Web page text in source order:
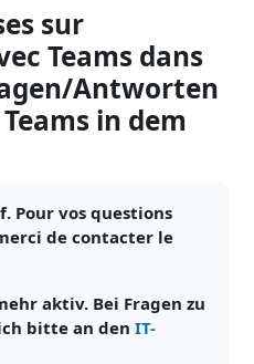
sur
Teams dans
Antworten
in dem
Pour vos questions
de contacter le
aktiv. Bei Fragen zu
bitte an den IT-